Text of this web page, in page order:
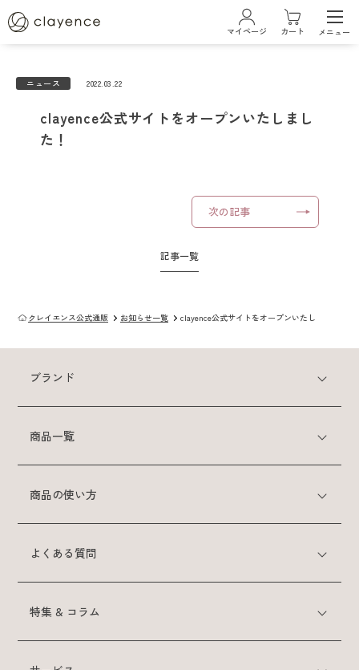
ブランド
クレイスパ
クレイスパ
クレイスパ
クレイスパ カラーキープ
クレイスパ
マイページ カート メニュー
ニュース 2022.03.22
clayence公式サイトをオープンいたしまし
た！
記事一覧
次の記事
クレイエンス公式通販 お知らせ一覧 clayence公式サイトをオープンいたしました！
ブランド
商品一覧
商品の使い方
よくある質問
特集 & コラム